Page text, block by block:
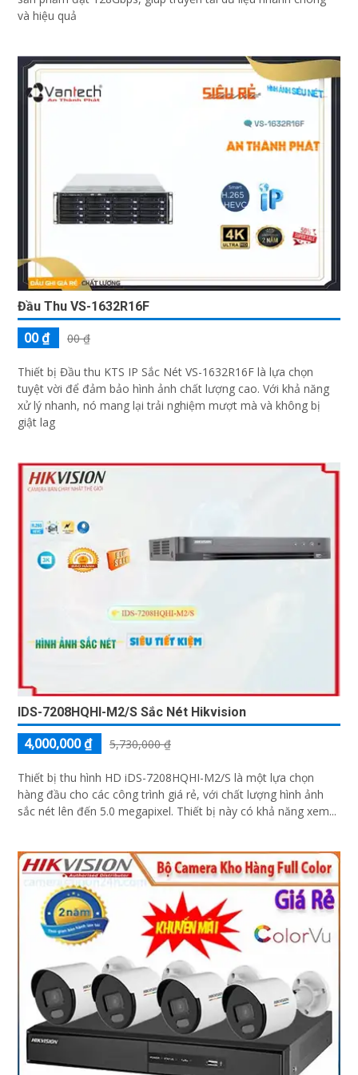
và hiệu quả
Đầu Thu VS-1632R16F
00 ₫ 00 ₫
Thiết bị Đầu thu KTS IP Sắc Nét VS-1632R16F là lựa chọn
tuyệt vời để đảm bảo hình ảnh chất lượng cao. Với khả năng
xử lý nhanh, nó mang lại trải nghiệm mượt mà và không bị
giật lag
IDS-7208HQHI-M2/S Sắc Nét Hikvision
4,000,000 ₫ 5,730,000 ₫
Thiết bị thu hình HD iDS-7208HQHI-M2/S là một lựa chọn
hàng đầu cho các công trình giá rẻ, với chất lượng hình ảnh
sắc nét lên đến 5.0 megapixel. Thiết bị này có khả năng xem...